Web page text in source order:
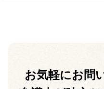
お気軽にお問